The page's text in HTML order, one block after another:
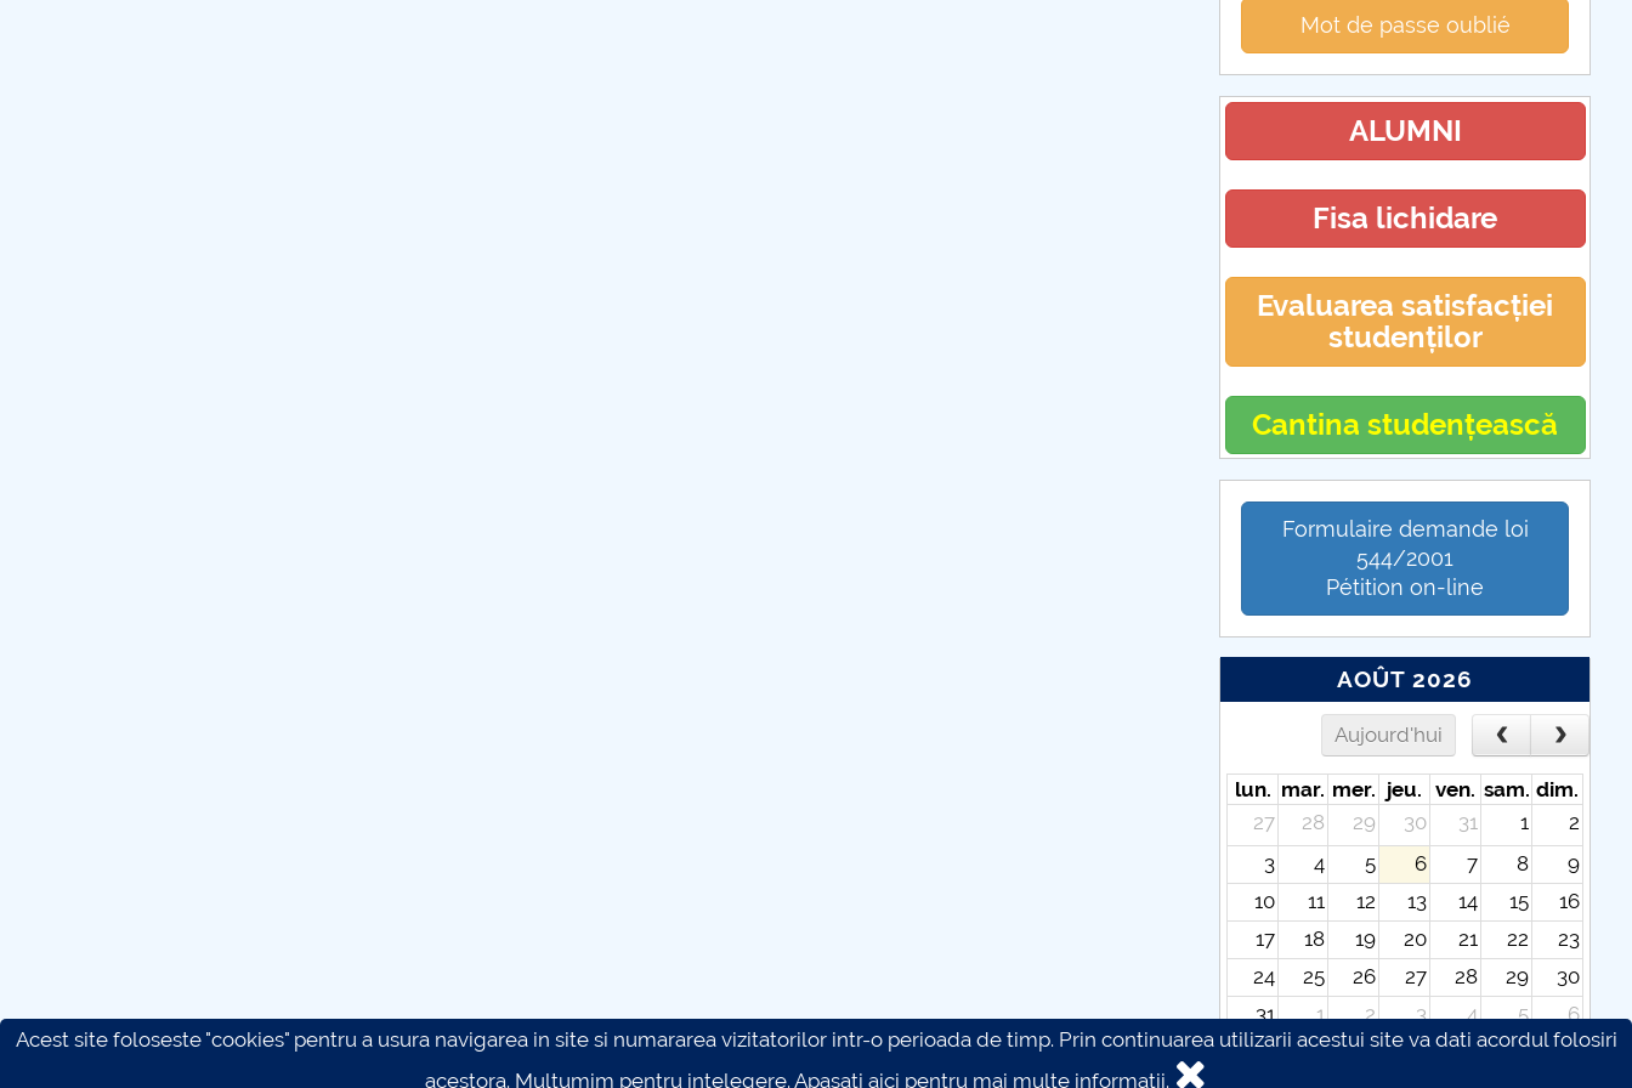
Mot de passe oublié
ALUMNI
Fisa lichidare
Evaluarea satisfacției
studenților
Cantina studențească
Formulaire demande loi
544/2001
Pétition on-line
AOÛT 2026
Aujourd'hui
lun. mar. mer. jeu. ven. sam. dim.
27
28 29 30 31 1
2
3
4 5 6 7 8
9
10
11 12 13 14 15
16
17
18 19 20 21 22
23
24
25 26 27 28 29
30
31
1 2 3 4 5
6
Acest site foloseste "cookies" pentru a usura navigarea in site si numararea vizitatorilor intr-o perioada de timp. Prin continuarea utilizarii acestui site va dati acordul folosiri
acestora. Multumim pentru intelegere.Apasati aici pentru mai multe informatii.